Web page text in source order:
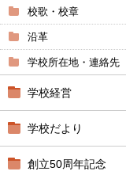
校歌・校章
沿革
学校所在地・連絡先
学校経営
学校だより
創立50周年記念